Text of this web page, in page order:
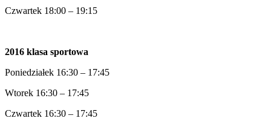
Czwartek 18:00 – 19:15
2016 klasa sportowa
Poniedziałek 16:30 – 17:45
Wtorek 16:30 – 17:45
Czwartek 16:30 – 17:45